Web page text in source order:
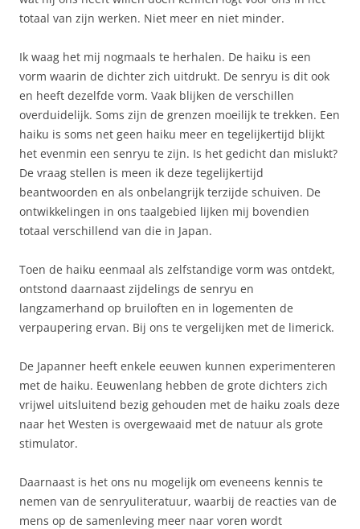
totaal van zijn werken. Niet meer en niet minder.
Ik waag het mij nogmaals te herhalen. De haiku is een
vorm waarin de dichter zich uitdrukt. De senryu is dit ook
en heeft dezelfde vorm. Vaak blijken de verschillen
overduidelijk. Soms zijn de grenzen moeilijk te trekken. Een
haiku is soms net geen haiku meer en tegelijkertijd blijkt
het evenmin een senryu te zijn. Is het gedicht dan mislukt?
De vraag stellen is meen ik deze tegelijkertijd
beantwoorden en als onbelangrijk terzijde schuiven. De
ontwikkelingen in ons taalgebied lijken mij bovendien
totaal verschillend van die in Japan.
Toen de haiku eenmaal als zelfstandige vorm was ontdekt,
ontstond daarnaast zijdelings de senryu en
langzamerhand op bruiloften en in logementen de
verpaupering ervan. Bij ons te vergelijken met de limerick.
De Japanner heeft enkele eeuwen kunnen experimenteren
met de haiku. Eeuwenlang hebben de grote dichters zich
vrijwel uitsluitend bezig gehouden met de haiku zoals deze
naar het Westen is overgewaaid met de natuur als grote
stimulator.
Daarnaast is het ons nu mogelijk om eveneens kennis te
nemen van de senryuliteratuur, waarbij de reacties van de
mens op de samenleving meer naar voren wordt